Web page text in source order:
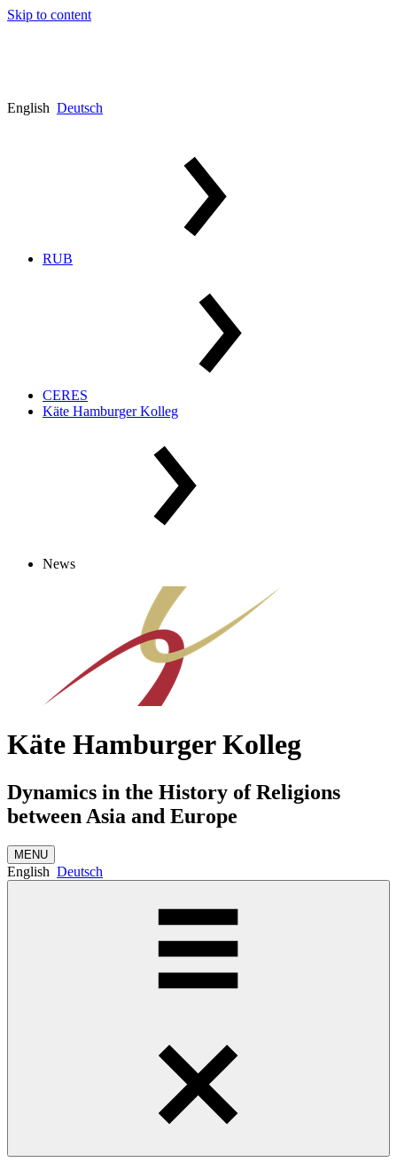
Skip to content
English Deutsch
RUB
CERES
Käte Hamburger Kolleg
News
Käte Hamburger Kolleg
Dynamics in the History of Religions
between Asia and Europe
MENU
English Deutsch